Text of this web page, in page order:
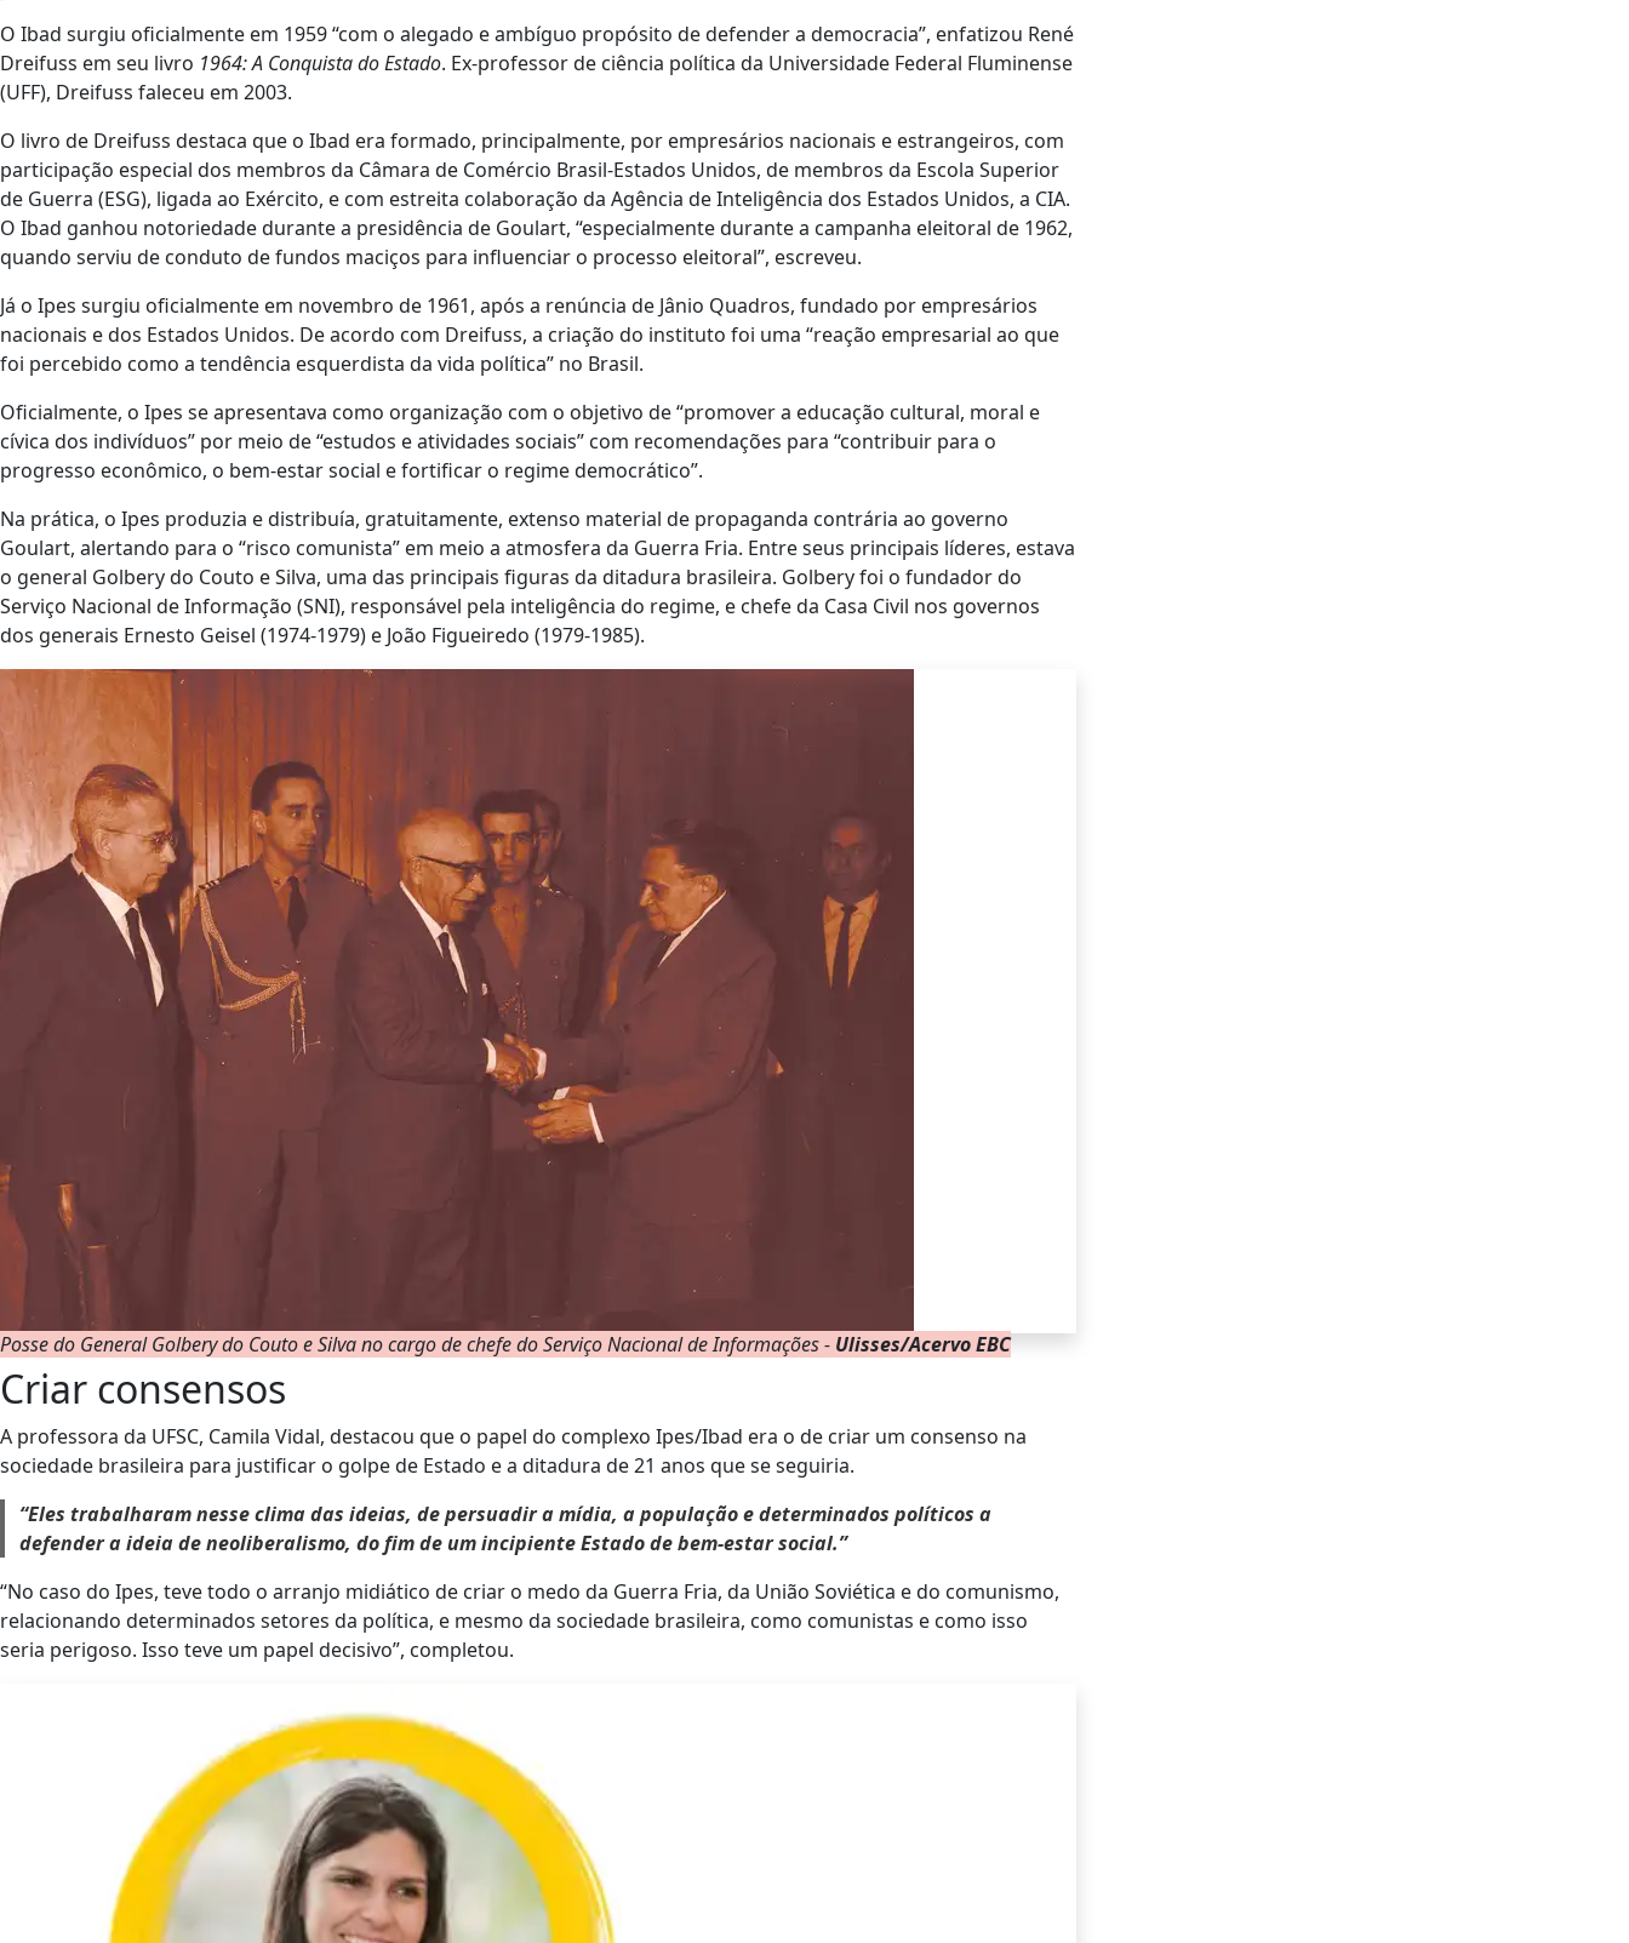
O Ibad surgiu oficialmente em 1959 “com o alegado e ambíguo propósito de defender a democracia”, enfatizou René
Dreifuss em seu livro 1964: A Conquista do Estado. Ex-professor de ciência política da Universidade Federal Fluminense
(UFF), Dreifuss faleceu em 2003.
O livro de Dreifuss destaca que o Ibad era formado, principalmente, por empresários nacionais e estrangeiros, com
participação especial dos membros da Câmara de Comércio Brasil-Estados Unidos, de membros da Escola Superior
de Guerra (ESG), ligada ao Exército, e com estreita colaboração da Agência de Inteligência dos Estados Unidos, a CIA.
O Ibad ganhou notoriedade durante a presidência de Goulart, “especialmente durante a campanha eleitoral de 1962,
quando serviu de conduto de fundos maciços para influenciar o processo eleitoral”, escreveu.
Já o Ipes surgiu oficialmente em novembro de 1961, após a renúncia de Jânio Quadros, fundado por empresários
nacionais e dos Estados Unidos. De acordo com Dreifuss, a criação do instituto foi uma “reação empresarial ao que
foi percebido como a tendência esquerdista da vida política” no Brasil.
Oficialmente, o Ipes se apresentava como organização com o objetivo de “promover a educação cultural, moral e
cívica dos indivíduos” por meio de “estudos e atividades sociais” com recomendações para “contribuir para o
progresso econômico, o bem-estar social e fortificar o regime democrático”.
Na prática, o Ipes produzia e distribuía, gratuitamente, extenso material de propaganda contrária ao governo
Goulart, alertando para o “risco comunista” em meio a atmosfera da Guerra Fria. Entre seus principais líderes, estava
o general Golbery do Couto e Silva, uma das principais figuras da ditadura brasileira. Golbery foi o fundador do
Serviço Nacional de Informação (SNI), responsável pela inteligência do regime, e chefe da Casa Civil nos governos
dos generais Ernesto Geisel (1974-1979) e João Figueiredo (1979-1985).
Posse do General Golbery do Couto e Silva no cargo de chefe do Serviço Nacional de Informações - Ulisses/Acervo EBC
Criar consensos
A professora da UFSC, Camila Vidal, destacou que o papel do complexo Ipes/Ibad era o de criar um consenso na
sociedade brasileira para justificar o golpe de Estado e a ditadura de 21 anos que se seguiria.
“Eles trabalharam nesse clima das ideias, de persuadir a mídia, a população e determinados políticos a
defender a ideia de neoliberalismo, do fim de um incipiente Estado de bem-estar social.”
“No caso do Ipes, teve todo o arranjo midiático de criar o medo da Guerra Fria, da União Soviética e do comunismo,
relacionando determinados setores da política, e mesmo da sociedade brasileira, como comunistas e como isso
seria perigoso. Isso teve um papel decisivo”, completou.